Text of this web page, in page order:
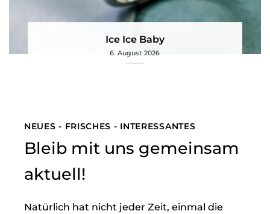
Ice Ice Baby
6. August 2026
NEUES - FRISCHES - INTERESSANTES
Bleib mit uns gemeinsam
aktuell!
Natürlich hat nicht jeder Zeit, einmal die